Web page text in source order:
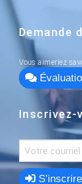
Demande
Vous aimeriez
Inscrivez-
S’inscrire